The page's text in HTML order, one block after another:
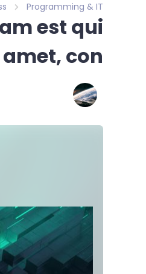
Programming & IT
est qui
con